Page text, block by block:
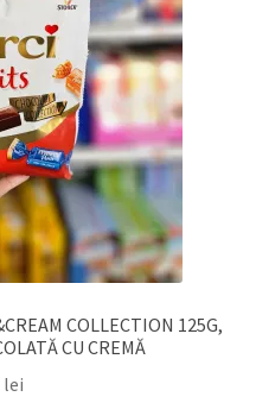
COLLECTION 125G,
CU CREMĂ
lei